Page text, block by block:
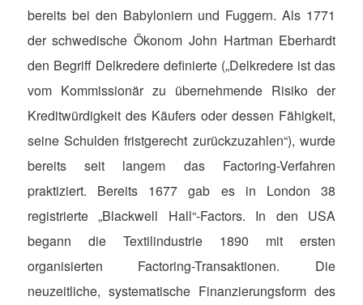
bereits bei den Babyloniern und Fuggern. Als 1771
der schwedische Ökonom John Hartman Eberhardt
den Begriff Delkredere definierte („Delkredere ist das
vom Kommissionär zu übernehmende Risiko der
Kreditwürdigkeit des Käufers oder dessen Fähigkeit,
seine Schulden fristgerecht zurückzuzahlen“), wurde
bereits seit langem das Factoring-Verfahren
praktiziert. Bereits 1677 gab es in London 38
registrierte „Blackwell Hall“-Factors. In den USA
begann die Textilindustrie 1890 mit ersten
organisierten Factoring-Transaktionen. Die
neuzeitliche, systematische Finanzierungsform des